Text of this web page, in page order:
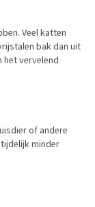
Veel katten
bak dan uit
het vervelend
of andere
minder